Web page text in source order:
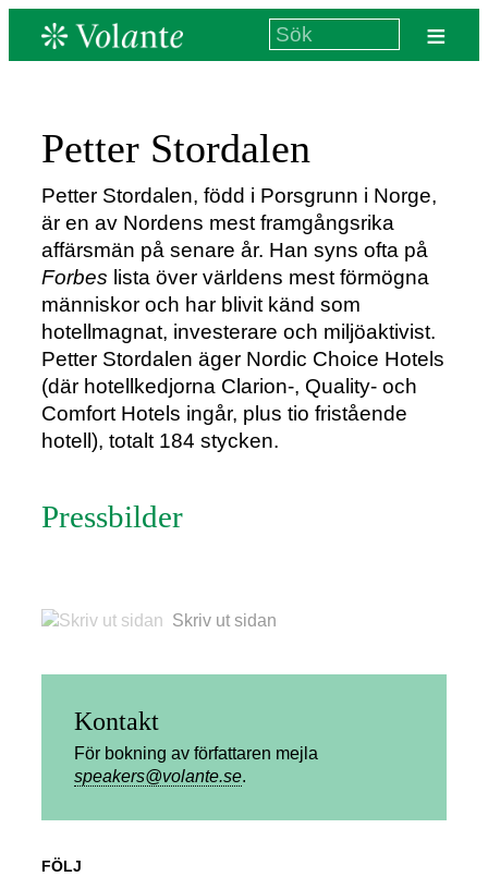
≡
Petter Stordalen
Petter Stordalen, född i Porsgrunn i Norge,
är en av Nordens mest framgångsrika
affärsmän på senare år. Han syns ofta på
Forbes lista över världens mest förmögna
människor och har blivit känd som
hotellmagnat, investerare och miljöaktivist.
Petter Stordalen äger Nordic Choice Hotels
(där hotellkedjorna Clarion-, Quality- och
Comfort Hotels ingår, plus tio fristående
hotell), totalt 184 stycken.
Pressbilder
Skriv ut sidan
Kontakt
För bokning av författaren mejla
speakers@volante.se.
FÖLJ